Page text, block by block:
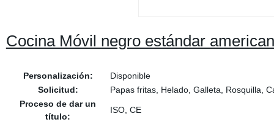
Cocina Móvil negro estándar
Personalización:
Disponible
Solicitud:
Papas fritas, Helado, Galleta, Rosquilla,
Proceso de dar un
título:
ISO, CE